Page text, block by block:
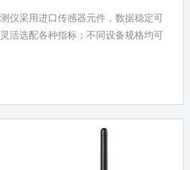
仪采用进口传感器元件，数据稳定可
活选配各种指标；不同设备规格均可